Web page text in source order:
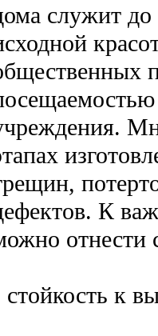
служит до
К
отнести
стойкость к